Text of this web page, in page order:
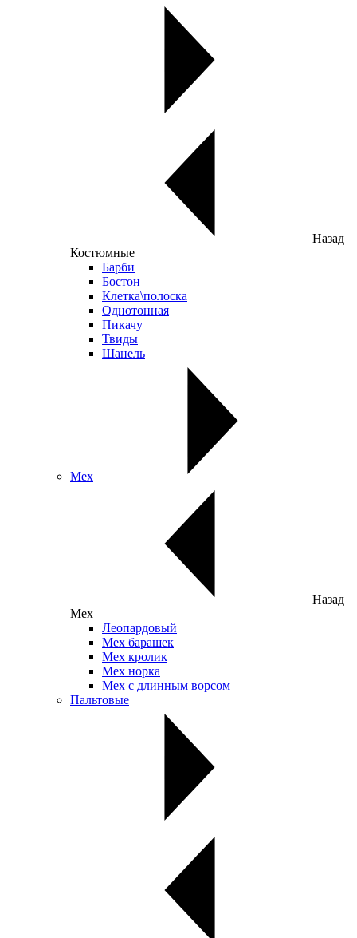
Назад
Костюмные
Барби
Бостон
Клетка\полоска
Однотонная
Пикачу
Твиды
Шанель
Мех
Назад
Мех
Леопардовый
Мех барашек
Мех кролик
Мех норка
Мех с длинным ворсом
Пальтовые